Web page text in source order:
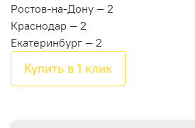
Ростов-на-Дону — 2
Краснодар — 2
Екатеринбург — 2
Купить в 1 клик